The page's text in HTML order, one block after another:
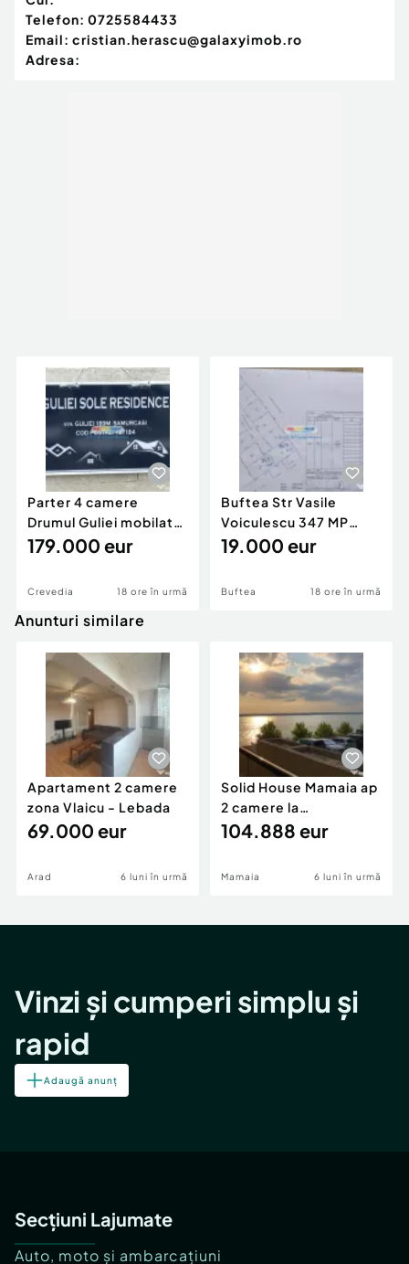
Telefon: 0725584433
Email: cristian.herascu@galaxyimob.ro
Adresa:
Parter 4 camere
Drumul Guliei mobilat
utilat 100 mpu teren 4
179.000 eur
Crevedia 18 ore în urmă
Buftea Str Vasile
Voiculescu 347 MP
rezidential
19.000 eur
Buftea 18 ore în urmă
Anunturi similare
Apartament 2 camere
zona Vlaicu - Lebada
69.000 eur
Arad 6 luni în urmă
Solid House Mamaia ap
2 camere la
cheie,langa Mega
104.888 eur
Mamaia 6 luni în urmă
Vinzi și cumperi simplu și
rapid
Adaugă anunț
Secțiuni Lajumate
Auto, moto și ambarcațiuni